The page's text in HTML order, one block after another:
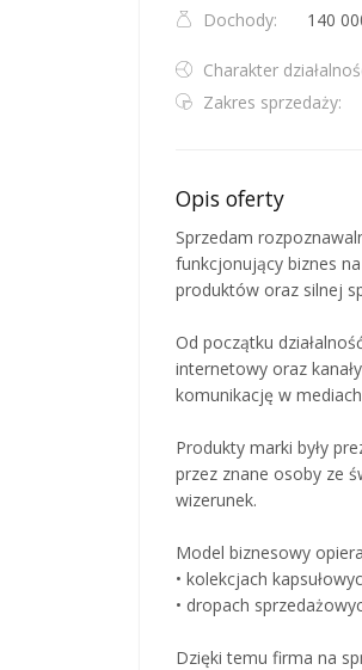
Dochody:
140
Charakter
Zakres sprzedaży:
Opis oferty
Sprzedam
funkcjonujący biznes
produktów oraz silnej
Od początku
internetowy oraz
komunikację w
Produkty marki były
przez znane osoby ze
wizerunek.
Model biznesowy
• kolekcjach
• dropach
Dzięki temu firma na